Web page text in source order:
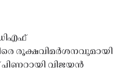
രൂക്ഷവിമർശനവുമായി
പിണറായി വിജയൻ